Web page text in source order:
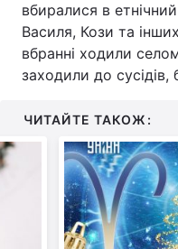
вбиралися в
Василя, Кози та
вбранні ходили
заходили до
ЧИТАЙТЕ ТАКОЖ: